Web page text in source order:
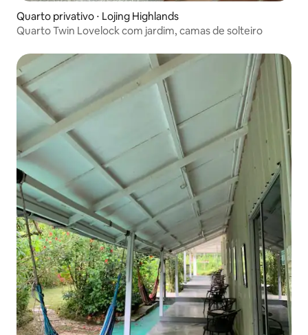
Quarto privativo ⋅ Lojing Highlands
Quarto Twin Lovelock com jardim, camas de solteiro